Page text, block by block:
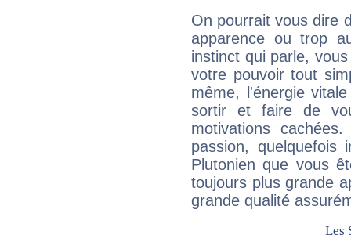
On pourrait vous dire
apparence ou trop
instinct qui parle,
votre pouvoir tout
même, l'énergie
sortir et faire de
motivations
passion, quelquefois
Plutonien que vous
toujours plus grande
grande qualité